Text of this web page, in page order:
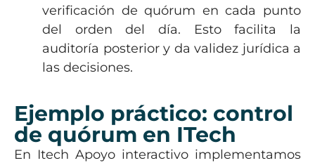
verificación de quórum en cada punto
del orden del día. Esto facilita la
auditoría posterior y da validez jurídica a
las decisiones.
Ejemplo práctico: control
de quórum en ITech
En Itech Apoyo interactivo implementamos